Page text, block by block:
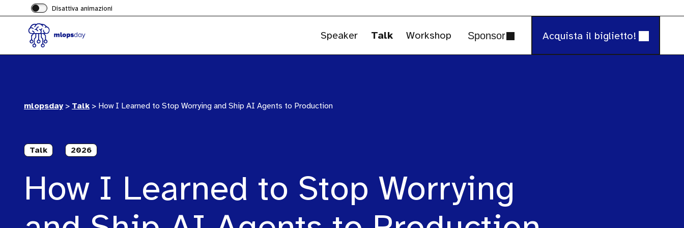
Disattiva animazioni
Speaker Talk Workshop Sponsor Acquista il biglietto!
mlopsday > Talk > How I Learned to Stop Worrying and Ship AI Agents to Production
Talk 2026
How I Learned to Stop Worrying